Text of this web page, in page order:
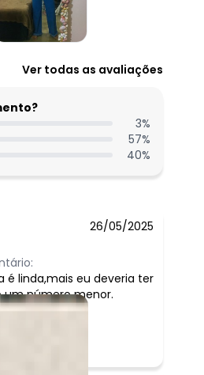
Ver todas as avaliações
3%
57%
40%
26/05/2025
é linda,mais eu deveria ter
um número menor.